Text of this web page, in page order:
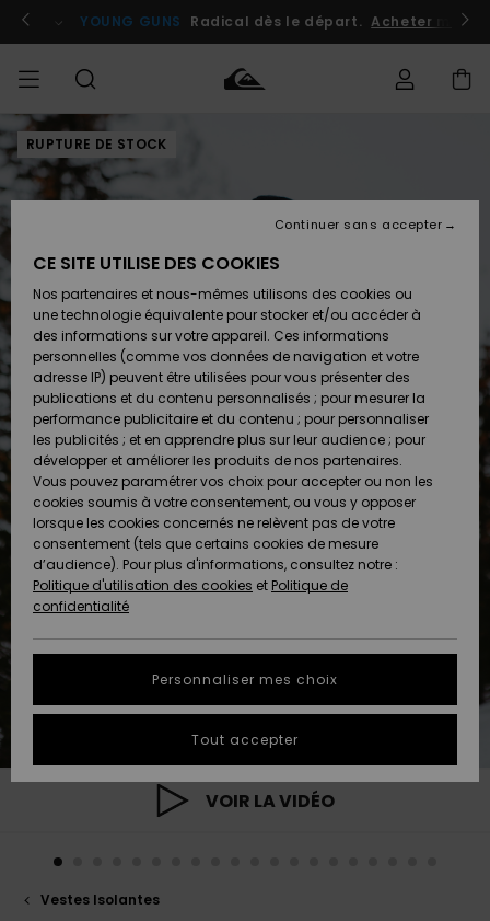
l'information
le
Se connecter / s'inscrire
YOUNG GUNS Radical dès le départ. Acheter
HOMME Vêtements
Chaussures
& Tongs
Surf
Snow
Nouveautés
A
Découvrir
Vêtements
Chaussures
& Tongs
Surf
Snow
Nouveautés
A
Découvrir
FEMME
Shop
A
Découvrir
Snow
SURF
Surf
Surf
Shop
Enfant
Highlights
Communauté
SNOW
Snow
Snow
Shop
Enfant
Snow
Shop
Femme
A
Découvrir
Communauté
OUTLET
Outlet
Enfant
Outlet
Femme
AIDE &
CONTACT
Accéder à
Retours
Paiement
Carte
Cadeau
Quiksilver
Freedom
Protection
des
tailles
conversation
pour
question.
MAGASINS
QUIKSILVER
RUPTURE DE STOCK
VOIR LA VIDÉO
Vestes Isolantes
CE SITE UTILISE DES COOKIES
Nos partenaires et nous-mêmes utilisons des cookies ou
une technologie équivalente pour stocker et/ou accéder à
des informations sur votre appareil. Ces informations
personnelles (comme vos données de navigation et votre
adresse IP) peuvent être utilisées pour vous présenter des
publications et du contenu personnalisés ; pour mesurer la
performance publicitaire et du contenu ; pour personnaliser
les publicités ; et en apprendre plus sur leur audience ; pour
développer et améliorer les produits de nos partenaires.
Vous pouvez paramétrer vos choix pour accepter ou non les
cookies soumis à votre consentement, ou vous y opposer
lorsque les cookies concernés ne relèvent pas de votre
consentement (tels que certains cookies de mesure
d’audience). Pour plus d'informations, consultez notre :
Politique d'utilisation des cookies et Politique de
confidentialité
Personnaliser mes choix
Continuer sans accepter
Tout accepter